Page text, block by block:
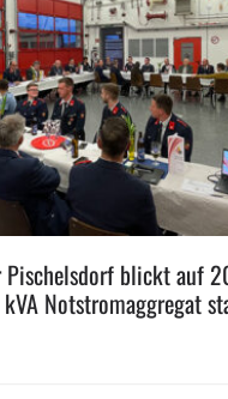
Pischelsdorf blickt auf
Notstromaggregat